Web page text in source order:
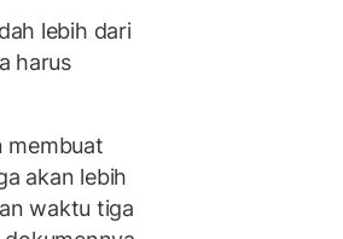
lebih dari
harus
membuat
akan lebih
waktu tiga